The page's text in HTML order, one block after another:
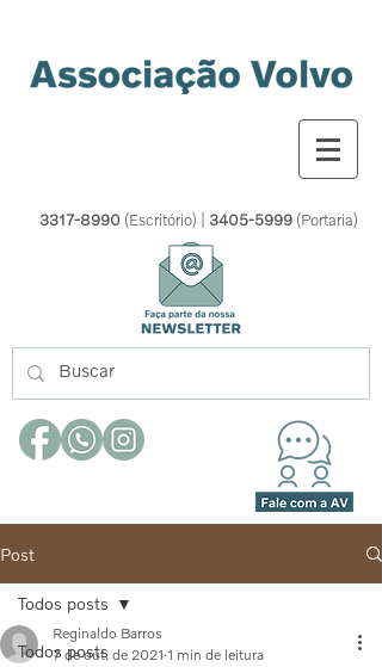
3317-8990 (Escritório) | 3405-5999(Portaria)
Post
Todos posts
Todos posts
Reginaldo Barros
7 de out. de 2021 1 min de leitura